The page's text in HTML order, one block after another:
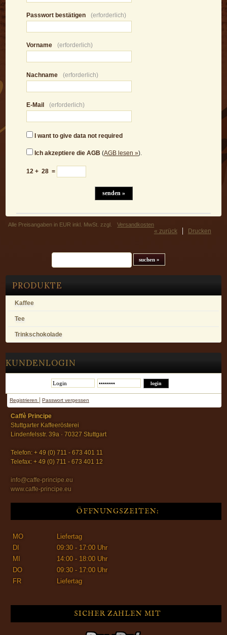
PRODUKTE
Kaffee
Tee
Trinkschokolade
KUNDENLOGIN
Registrieren | Passwort vergessen
Caffè Principe
Stuttgarter Kaffeerösterei
Lindenfelsstr. 39a · 70327 Stuttgart
Telefon: + 49 (0) 711 - 673 401 11
Telefax: + 49 (0) 711 - 673 401 12
info@caffe-principe.eu
www.caffe-principe.eu
ÖFFNUNGSZEITEN:
MO
Liefertag
DI
09:30 - 17:00 Uhr
MI
14:00 - 18:00 Uhr
DO
09:30 - 17:00 Uhr
FR
Liefertag
SICHER ZAHLEN MIT
Passwort bestätigen (erforderlich)
Vorname (erforderlich)
Nachname (erforderlich)
E-Mail (erforderlich)
I want to give data not required
Ich akzeptiere die AGB (AGB lesen »).
12 + 28 =
Alle Preisangaben in EUR inkl. MwSt. zzgl. Versandkosten
Drucken
« zurück